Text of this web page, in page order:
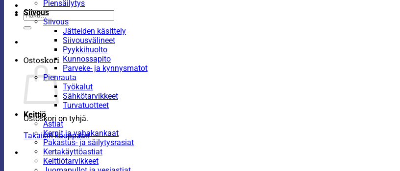
Etsi:
Ostoskori
Ostoskori on tyhjä.
Takaisin kauppaan
Piensäilytys
Siivous
Siivous
Jätteiden käsittely
Siivousvälineet
Pyykkihuolto
Kunnossapito
Parveke- ja kynnysmatot
Pienrauta
Työkalut
Sähkötarvikkeet
Turvatuotteet
Keittiö
Astiat
Kernit ja vahakankaat
Pakastus- ja säilytysrasiat
Kertakäyttöastiat
Keittiötarvikkeet